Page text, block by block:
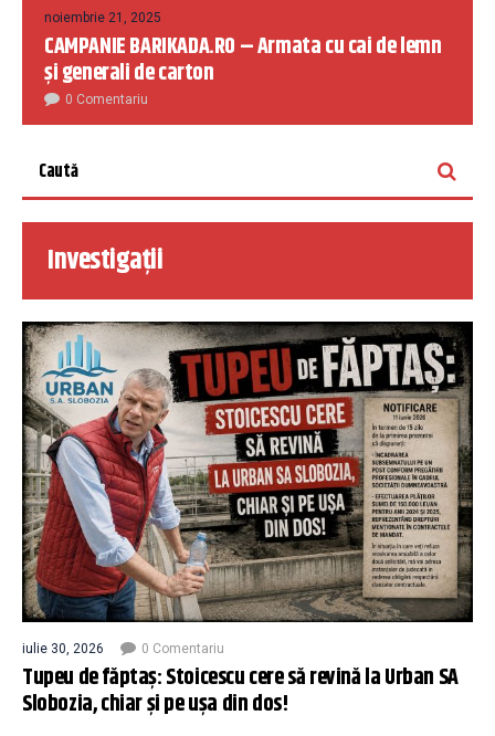
noiembrie 21, 2025
CAMPANIE BARIKADA.RO – Armata cu cai de lemn
și generali de carton
0 Comentariu
Investigații
iulie 30, 2026 0 Comentariu
Tupeu de făptaș: Stoicescu cere să revină la Urban SA
Slobozia, chiar și pe ușa din dos!